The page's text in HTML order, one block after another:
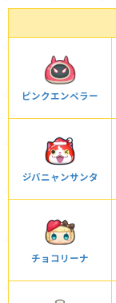
ピンクエンペラー
ジバニャンサンタ
チョコリーナ